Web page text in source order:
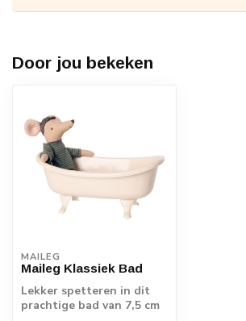
Door jou bekeken
MAILEG
Maileg Klassiek Bad
Lekker spetteren in dit
prachtige bad van 7,5 cm